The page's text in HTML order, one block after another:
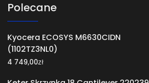
Polecane
Kyocera ECOSYS M6630CIDN
(1102TZ3NL0)
4 749,00zł